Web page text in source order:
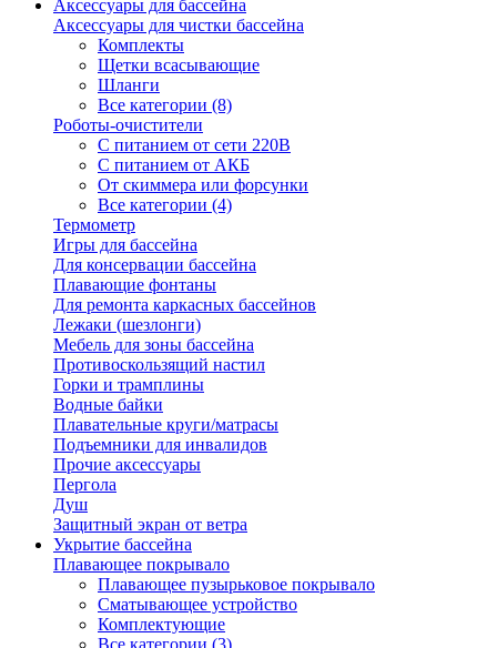
Аксессуары для бассейна
Аксессуары для чистки бассейна
Комплекты
Щетки всасывающие
Шланги
Все категории (8)
Роботы-очистители
С питанием от сети 220В
С питанием от АКБ
От скиммера или форсунки
Все категории (4)
Термометр
Игры для бассейна
Для консервации бассейна
Плавающие фонтаны
Для ремонта каркасных бассейнов
Лежаки (шезлонги)
Мебель для зоны бассейна
Противоскользящий настил
Горки и трамплины
Водные байки
Плавательные круги/матрасы
Подъемники для инвалидов
Прочие аксессуары
Пергола
Душ
Защитный экран от ветра
Укрытие бассейна
Плавающее покрывало
Плавающее пузырьковое покрывало
Сматывающее устройство
Комплектующие
Все категории (3)